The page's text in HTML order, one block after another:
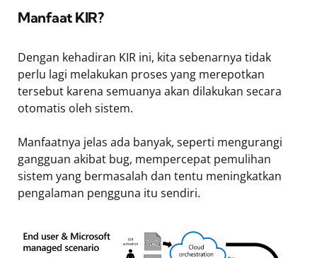
Manfaat KIR?
Dengan kehadiran KIR ini, kita sebenarnya tidak
perlu lagi melakukan proses yang merepotkan
tersebut karena semuanya akan dilakukan secara
otomatis oleh sistem.
Manfaatnya jelas ada banyak, seperti mengurangi
gangguan akibat bug, mempercepat pemulihan
sistem yang bermasalah dan tentu meningkatkan
pengalaman pengguna itu sendiri.